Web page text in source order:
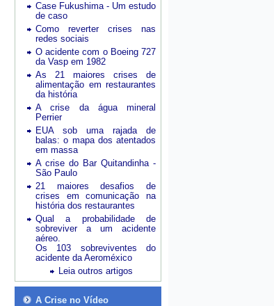
Case Fukushima - Um estudo
de caso
Como reverter crises nas
redes sociais
O acidente com o Boeing 727
da Vasp em 1982
As 21 maiores crises de
alimentação em restaurantes
da história
A crise da água mineral
Perrier
EUA sob uma rajada de
balas: o mapa dos atentados
em massa
A crise do Bar Quitandinha -
São Paulo
21 maiores desafios de
crises em comunicação na
história dos restaurantes
Qual a probabilidade de
sobreviver a um acidente
aéreo.
Os 103 sobreviventes do
acidente da Aeroméxico
Leia outros artigos
A Crise no Vídeo